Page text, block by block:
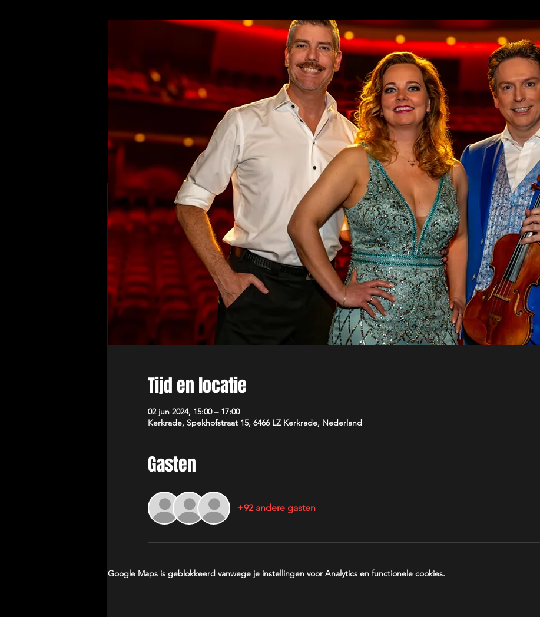
Tijd en locatie
02 jun 2024, 15:00 – 17:00
Kerkrade, Spekhofstraat 15, 6466 LZ Kerkrade, Nederland
Gasten
+92 andere gasten
Google Maps is geblokkeerd vanwege je instellingen voor Analytics en functionele cookies.